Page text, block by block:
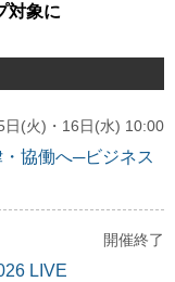
対象に
日(火)・16日(水) 10:00
協働へ─ビジネス
開催終了
LIVE